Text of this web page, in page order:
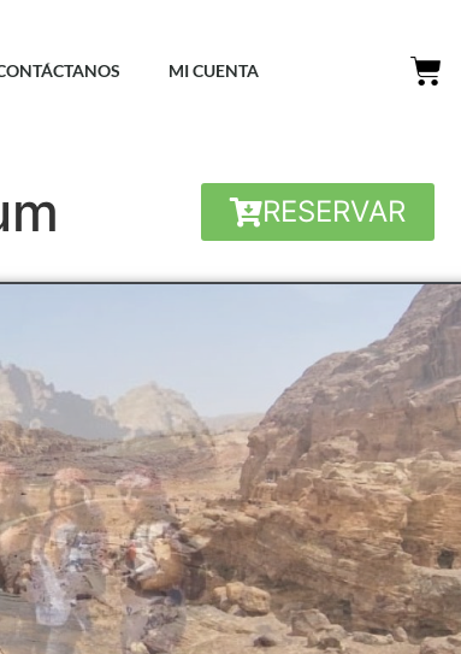
MI CUENTA
RESERVAR